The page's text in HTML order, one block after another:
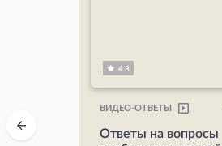
4.8
ВИДЕО-ОТВЕТЫ
Ответы на вопросы